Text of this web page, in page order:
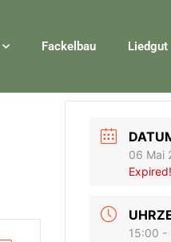
Fackelbau Liedgut
06 Mai
Expired!
15:00 -